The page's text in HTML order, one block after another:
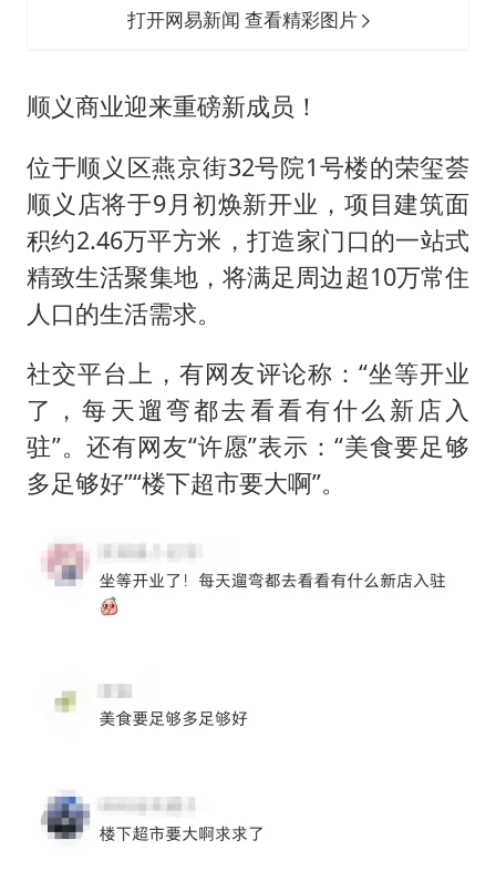
打开网易新闻 查看精彩图片
顺义商业迎来重磅新成员！
位于顺义区燕京街32号院1号楼的荣玺荟
顺义店将于9月初焕新开业，项目建筑面
积约2.46万平方米，打造家门口的一站式
精致生活聚集地，将满足周边超10万常住
人口的生活需求。
社交平台上，有网友评论称：“坐等开业
了，每天遛弯都去看看有什么新店入
驻”。还有网友“许愿”表示：“美食要足够
多足够好”“楼下超市要大啊”。